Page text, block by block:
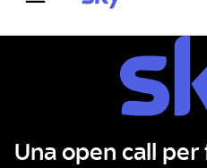
Una open call